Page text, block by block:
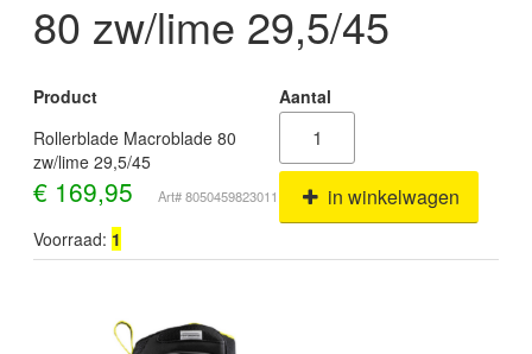
80 zw/lime 29,5/45
Product
Aantal
Rollerblade Macroblade 80
zw/lime 29,5/45
€ 169,95 Art# 8050459823011 in winkelwagen
Voorraad: 1